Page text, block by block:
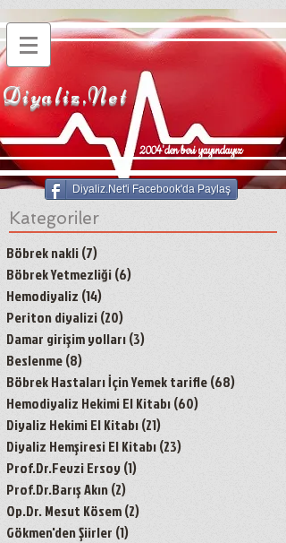
Diyaliz.Net
2004'den beri yayındayız
Diyaliz.Net'i Facebook'da Paylaş
Kategoriler
Böbrek nakli(7)
Böbrek Yetmezliği(6)
Hemodiyaliz (14)
Periton diyalizi(20)
Damar girişim yolları(3)
Beslenme(8)
Böbrek Hastaları İçin Yemek tarifle(68)
Hemodiyaliz Hekimi El Kitabı(60)
Diyaliz Hekimi El Kitabı(21)
Diyaliz Hemşiresi El Kitabı(23)
Prof.Dr.Fevzi Ersoy(1)
Prof.Dr.Barış Akın(2)
Op.Dr. Mesut Kösem(2)
Gökmen'den Şiirler (1)